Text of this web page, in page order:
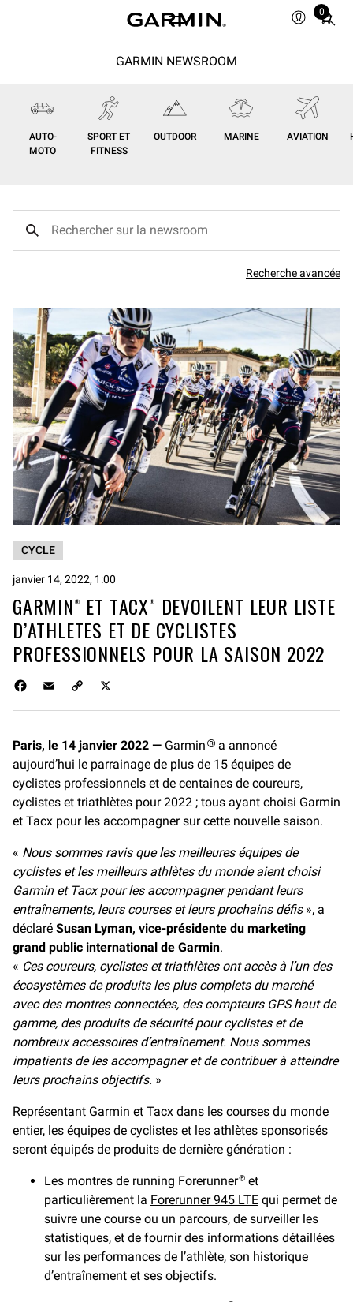
0
Total
GARMIN NEWSROOM
AUTO-
MOTO
SPORT ET
FITNESS
OUTDOOR MARINE AVIATION
Recherche avancée
CYCLE
janvier 14, 2022, 1:00
GARMIN® ET TACX® DEVOILENT LEUR LISTE
D’ATHLETES ET DE CYCLISTES
PROFESSIONNELS POUR LA SAISON 2022
b
o
o
k
l
L
i
n
k
Paris, le 14 janvier 2022 — Garmin ® a annoncé
aujourd’hui le parrainage de plus de 15 équipes de
cyclistes professionnels et de centaines de coureurs,
cyclistes et triathlètes pour 2022 ; tous ayant choisi Garmin
et Tacx pour les accompagner sur cette nouvelle saison.
« Nous sommes ravis que les meilleures équipes de
cyclistes et les meilleurs athlètes du monde aient choisi
Garmin et Tacx pour les accompagner pendant leurs
entraînements, leurs courses et leurs prochains défis », a
déclaré Susan Lyman, vice-présidente du marketing
grand public international de Garmin.
« Ces coureurs, cyclistes et triathlètes ont accès à l’un des
écosystèmes de produits les plus complets du marché
avec des montres connectées, des compteurs GPS haut de
gamme, des produits de sécurité pour cyclistes et de
nombreux accessoires d’entraînement. Nous sommes
impatients de les accompagner et de contribuer à atteindre
leurs prochains objectifs. »
Représentant Garmin et Tacx dans les courses du monde
entier, les équipes de cyclistes et les athlètes sponsorisés
seront équipés de produits de dernière génération :
Les montres de running Forerunner® et
particulièrement la Forerunner 945 LTE qui permet de
suivre une course ou un parcours, de surveiller les
statistiques, et de fournir des informations détaillées
sur les performances de l’athlète, son historique
d’entraînement et ses objectifs.